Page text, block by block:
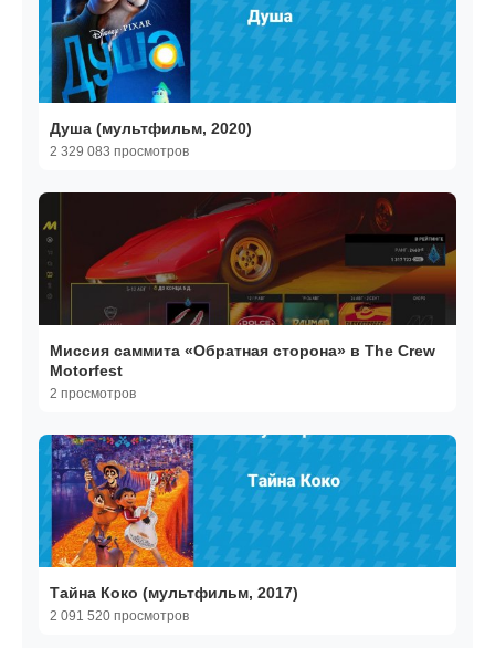
Душа (мультфильм, 2020)
2 329 083 просмотров
Миссия саммита «Обратная сторона» в The Crew
Motorfest
2 просмотров
Тайна Коко (мультфильм, 2017)
2 091 520 просмотров